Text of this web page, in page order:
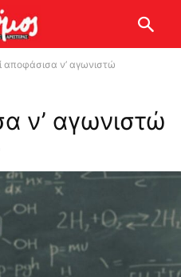
αποφάσισα ν’ αγωνιστώ
ν’ αγωνιστώ